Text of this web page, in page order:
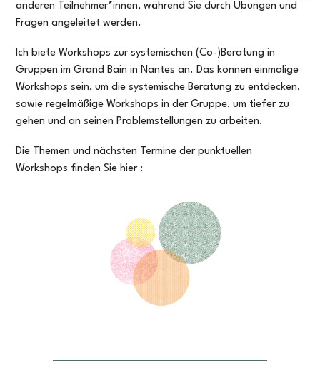
anderen Teilnehmer*innen, während Sie durch Übungen und
Fragen angeleitet werden.
Ich biete Workshops zur systemischen (Co-)Beratung in
Gruppen im Grand Bain in Nantes an. Das können einmalige
Workshops sein, um die systemische Beratung zu entdecken,
sowie regelmäßige Workshops in der Gruppe, um tiefer zu
gehen und an seinen Problemstellungen zu arbeiten.
Die Themen und nächsten Termine der punktuellen
Workshops finden Sie hier :